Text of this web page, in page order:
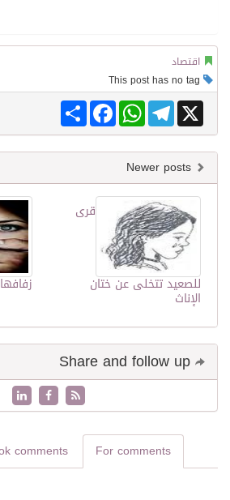
اقتصاد
Share
FacebookWhatsAppTelegram X
زفافها
قرى
للصعيد تتخلى عن ختان
الإناث
For comments
comments